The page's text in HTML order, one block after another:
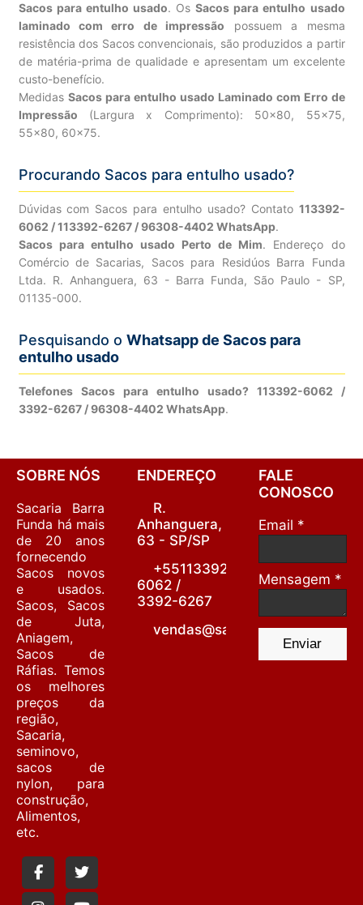
Sacos para entulho usado. OsSacos para entulho usado
laminado com erro de impressão possuem a mesma
resistência dos Sacos convencionais, são produzidos a partir
de matéria-prima de qualidade e apresentam um excelente
custo-benefício.
Medidas Sacos para entulho usado Laminado com Erro de
Impressão (Largura x Comprimento): 50×80, 55×75,
55×80, 60×75.
Procurando Sacos para entulho usado?
Dúvidas com Sacos para entulho usado? Contato 113392-
6062 / 113392-6267 / 96308-4402 WhatsApp.
Sacos para entulho usado Perto de Mim. Endereço do
Comércio de Sacarias, Sacos para Residúos Barra Funda
Ltda. R. Anhanguera, 63 - Barra Funda, São Paulo - SP,
01135-000.
Pesquisando o Whatsapp de Sacos para
entulho usado
Telefones Sacos para entulho usado? 113392-6062 /
3392-6267 / 96308-4402 WhatsApp.
SOBRE NÓS
Sacaria Barra
Funda há mais
de 20 anos
fornecendo
Sacos novos
e usados.
Sacos, Sacos
de Juta,
Aniagem,
Sacos de
Ráfias. Temos
os melhores
preços da
região,
Sacaria,
seminovo,
sacos de
nylon, para
construção,
Alimentos,
etc.
ENDEREÇO
R.
Anhanguera,
63 - SP/SP
+55113392-
6062 /
3392-6267
FALE
CONOSCO
Email *
Mensagem *
Enviar